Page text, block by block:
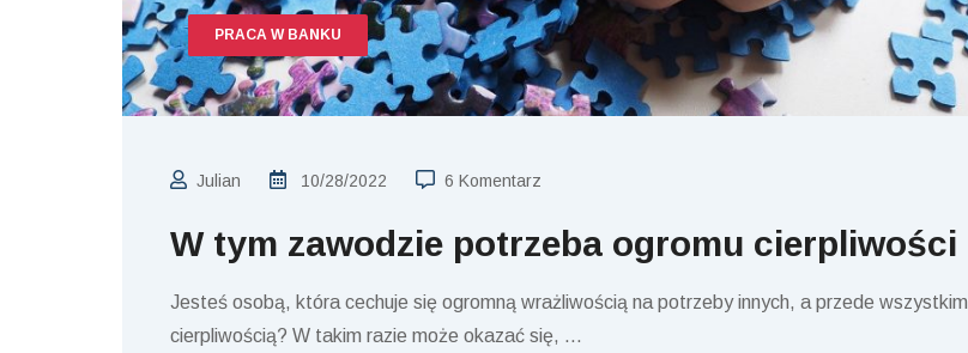
PRACA W BANKU
Julian 10/28/2022 6 Komentarz
W tym zawodzie potrzeba ogromu cierpliwości
Jesteś osobą, która cechuje się ogromną wrażliwością na potrzeby innych, a przede wszystkim
cierpliwością? W takim razie może okazać się, …